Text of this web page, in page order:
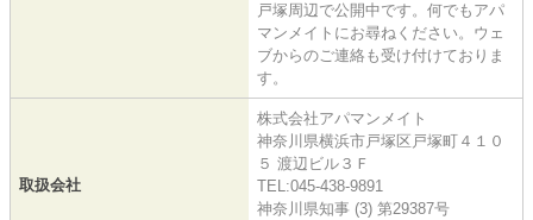
戸塚周辺で公開中です。何でもアパ
マンメイトにお尋ねください。ウェ
ブからのご連絡も受け付けておりま
す。
取扱会社
株式会社アパマンメイト
神奈川県横浜市戸塚区戸塚町４１０
５ 渡辺ビル３Ｆ
TEL:045-438-9891
神奈川県知事 (3) 第29387号